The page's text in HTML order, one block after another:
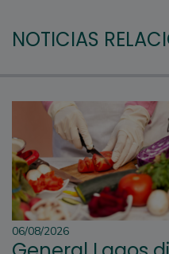
NOTICIAS
06/08/2026